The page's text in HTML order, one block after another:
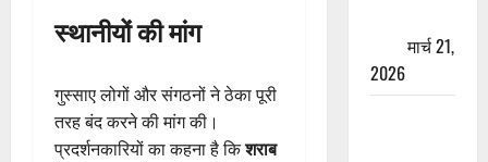
स्थानीयों की मांग
गुस्साए लोगों और संगठनों ने ठेका पूरी
तरह बंद करने की मांग की।
प्रदर्शनकारियों का कहना है किशराब
मार्च 21,
2026